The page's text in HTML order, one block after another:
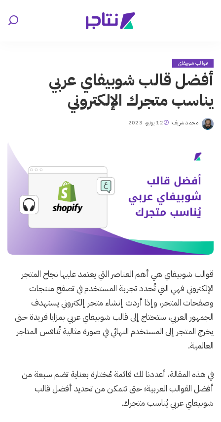
قوالب شوبيفاي
أفضل قالب شوبيفاي عربي
يناسب متجرك الإلكتروني
Posted
محمد شريف 12 يونيو، 2023
قوالب شوبيفاي هي أهم العناصر التي يعتمد عليها نجاح المتجر
الإلكتروني فهي التي تُحدد تجربة المستخدم في تصفح منتجات
وصفحات المتجر، وإذا أردت إنشاء متجر إلكتروني يستهدف
الجمهور العربي، ستحتاج إلى قالب شوبيفاي عربي بمزايا فريدة حتى
يخرج المتجر إلى المستخدم النهائي في صورة مثالية تُنافس المتاجر
العالمية.
في هذه المقالة، أعددنا لك قائمة مُختارة بعناية تضم سبعة من
أفضل القوالب العربية؛ حتى تتمكن من تحديد أفضل قالب
شوبيفاي عربي يُناسب متجرك.